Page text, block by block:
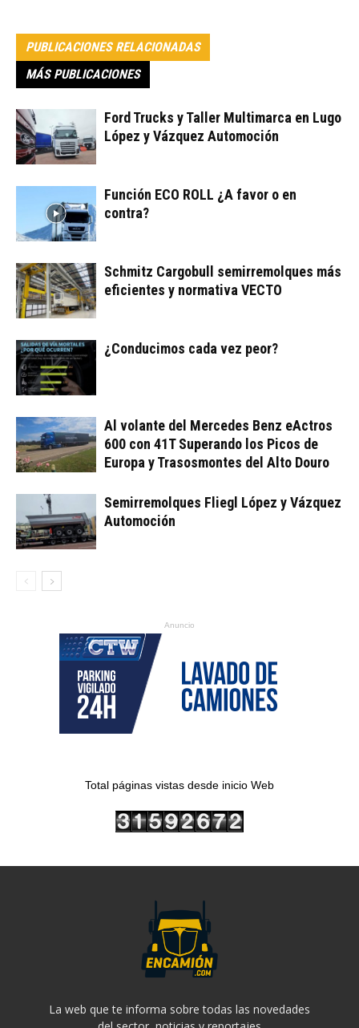
PUBLICACIONES RELACIONADAS
MÁS PUBLICACIONES
Ford Trucks y Taller Multimarca en Lugo
López y Vázquez Automoción
Función ECO ROLL ¿A favor o en
contra?
Schmitz Cargobull semirremolques más
eficientes y normativa VECTO
¿Conducimos cada vez peor?
Al volante del Mercedes Benz eActros
600 con 41T Superando los Picos de
Europa y Trasosmontes del Alto Douro
Semirremolques Fliegl López y Vázquez
Automoción
Anuncio
Total páginas vistas desde inicio Web
La web que te informa sobre todas las novedades